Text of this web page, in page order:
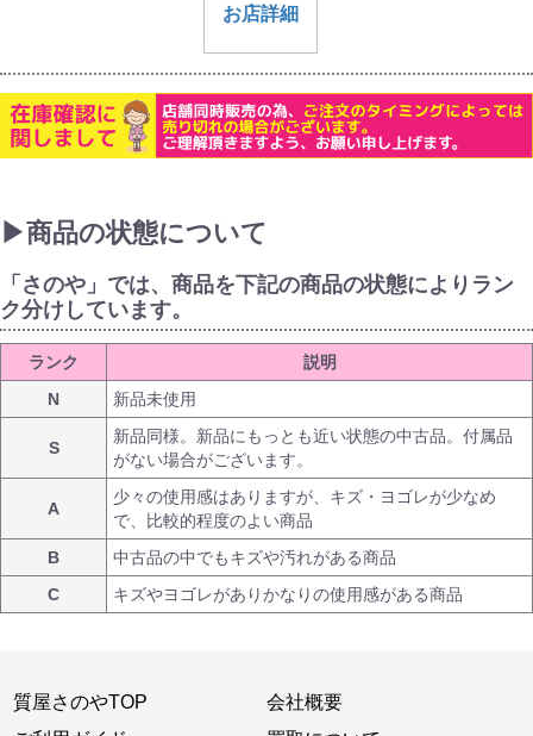
お店詳細
▶商品の状態について
「さのや」では、商品を下記の商品の状態によりラン
ク分けしています。
ランク
説明
N
新品未使用
S
新品同様。新品にもっとも近い状態の中古品。付属品
がない場合がございます。
A
少々の使用感はありますが、キズ・ヨゴレが少なめ
で、比較的程度のよい商品
B
中古品の中でもキズや汚れがある商品
C
キズやヨゴレがありかなりの使用感がある商品
質屋さのやTOP
会社概要